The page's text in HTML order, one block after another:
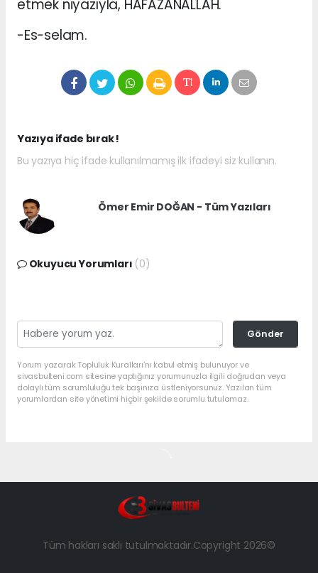
etmek niyazıyla, HAFAZANALLAH.
-Es-selam.
Yazıya ifade bırak !
Bu yazıya hiç ifade kullanılmamış ilk ifadeyi siz kullanın.
Ömer Emir DOĞAN - Tüm Yazıları
Okuyucu Yorumları (0)
Gönder
Yorum yazarak Topluluk Kuralları’nı kabul etmiş bulunuyor ve
sivasbulteni.com sitesine yaptığınız yorumunuzla ilgili doğrudan veya
dolaylı tüm sorumluluğu tek başınıza üstleniyorsunuz. Yazılan tüm
yorumlardan site yönetimi hiçbir şekilde sorumlu tutulamaz.
Tüm hakları saklı tutulmaktadır.Copyright 2026©